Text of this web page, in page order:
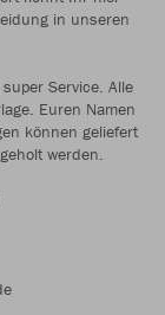
in unseren
Service. Alle
Euren Namen
können geliefert
werden.